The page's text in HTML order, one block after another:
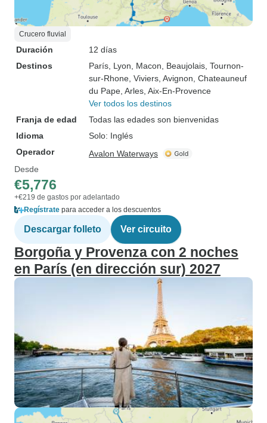
Crucero fluvial
Duración
12 días
Destinos
París , Lyon , Macon , Beaujolais , Tournon-
sur-Rhone , Viviers , Avignon , Chateauneuf
du Pape , Arles , Aix-En-Provence
Ver todos los destinos
Franja de edad
Todas las edades son bienvenidas
Idioma
Solo: Inglés
Operador
Avalon Waterways
Desde
€5,776
+€219 de gastos por adelantado
Regístrate para acceder a los descuentos
Descargar folleto Ver circuito
Borgoña y Provenza con 2 noches
en París (en dirección sur) 2027